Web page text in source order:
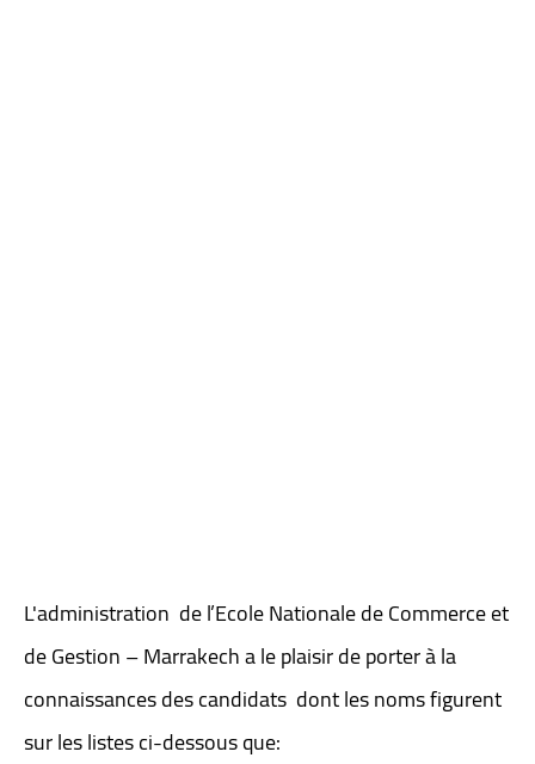
L'administration de l’Ecole Nationale de Commerce et
de Gestion – Marrakech a le plaisir de porter à la
connaissances des candidats dont les noms figurent
sur les listes ci-dessous que: